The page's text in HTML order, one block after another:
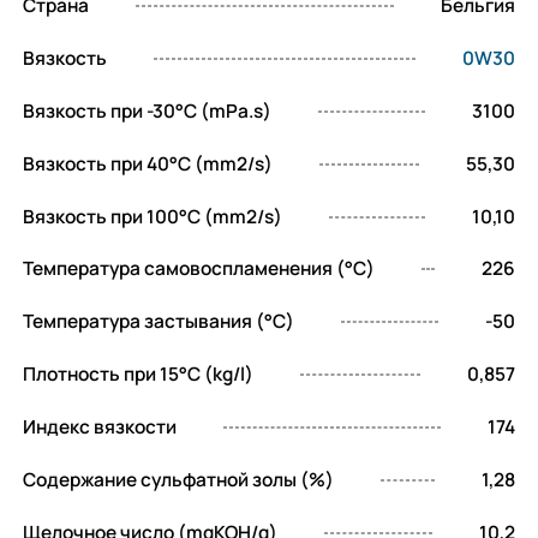
диапазоне температур. Это означает, что
характеристики как в условиях сильных
морозов, так и при высоких температурах,
эксплуатации двигателя.
Инновационная технология Bardahl Fuel
Economy, примененная в XTS 0W30, не
просто снижает расход топлива, а
оптимизирует процесс сгорания,
Это достигается за счет уникального
состава присадок, которые создают на
сверхтонкую, прочную смазочную пленку.
Эта пленка уменьшает коэффициент трения
Страна Бельгия
Вязкость 0W30
Вязкость при -30°C (mPa.s) 3100
Вязкость при 40°C (mm2/s) 55,30
Вязкость при 100°C (mm2/s) 10,10
Температура самовоспламенения (°C) 226
Температура застывания (°C) -50
Плотность при 15°C (kg/l) 0,857
Индекс вязкости 174
Содержание сульфатной золы (%) 1,28
Щелочное число (mgKOH/g) 10,2